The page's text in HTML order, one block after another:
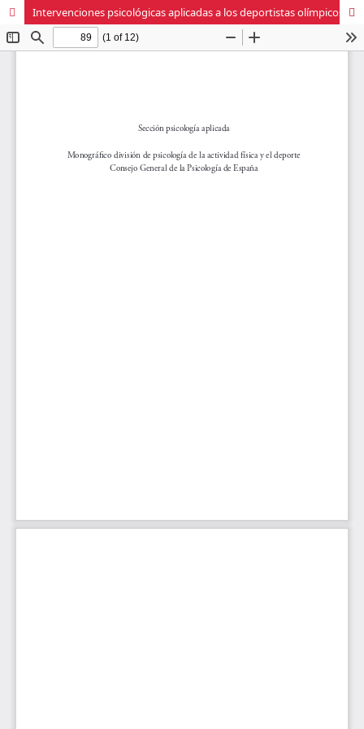
Intervenciones psicológicas aplicadas a los deportistas olímpicos cubanos que asistieron a Londres, 2012